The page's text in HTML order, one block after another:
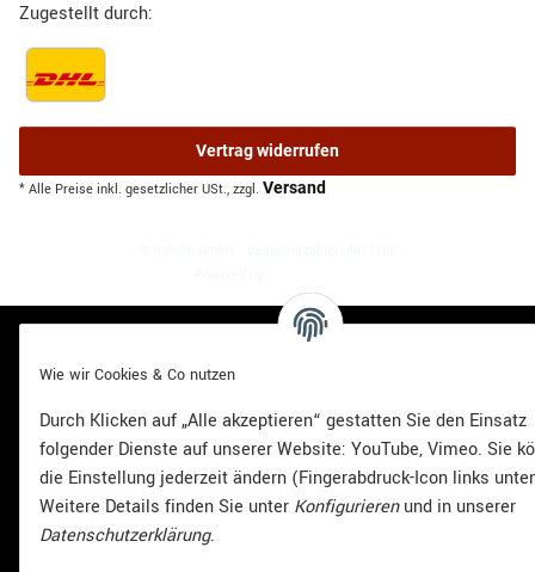
Wie wir Cookies & Co nutzen
Durch Klicken auf „Alle akzeptieren“ gestatten Sie den Einsatz
folgender Dienste auf unserer Website: YouTube, Vimeo. Sie
die Einstellung jederzeit ändern (Fingerabdruck-Icon links
Weitere Details finden Sie unter Konfigurierenund in unserer
Datenschutzerklärung.
Zugestellt durch:
Vertrag widerrufen
* Alle Preise inkl. gesetzlicher USt., zzgl. Versand